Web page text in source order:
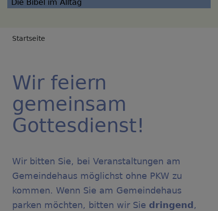
Die Bibel im Alltag
Breadcrumb
Startseite
Wir feiern
gemeinsam
Gottesdienst!
Wir bitten Sie, bei Veranstaltungen am
Gemeindehaus möglichst ohne PKW zu
kommen. Wenn Sie am Gemeindehaus
parken möchten, bitten wir Sie dringend ,